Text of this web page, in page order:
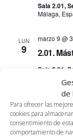
de
Para ofrecer las
cookies para
consentimiento de
comportamiento de
Sala 2.01,
Málaga,
LUN
9 2.01.
marzo 9 @
Sala 2.01,
MAR
10 3.01.
marzo 10 @
Sala 3.01,